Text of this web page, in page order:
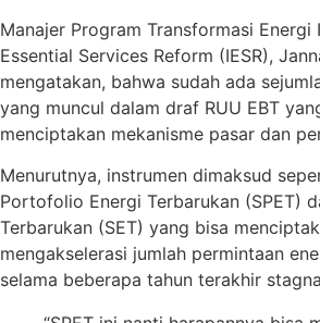
Manajer Program Transformasi
Essential Services Reform (IESR),
mengatakan, bahwa sudah ada
yang muncul dalam draf RUU EBT
menciptakan mekanisme pasar dan
Menurutnya, instrumen dimaksud
Portofolio Energi Terbarukan (SPET)
Terbarukan (SET) yang bisa
mengakselerasi jumlah permintaan
selama beberapa tahun terakhir